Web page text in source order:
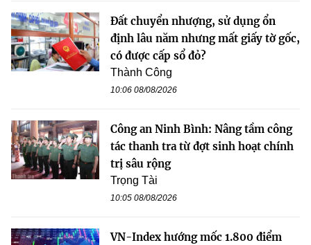
Đất chuyển nhượng, sử dụng ổn
định lâu năm nhưng mất giấy tờ gốc,
có được cấp sổ đỏ?
Thành Công
10:06 08/08/2026
Công an Ninh Bình: Nâng tầm công
tác thanh tra từ đợt sinh hoạt chính
trị sâu rộng
Trọng Tài
10:05 08/08/2026
VN-Index hướng mốc 1.800 điểm